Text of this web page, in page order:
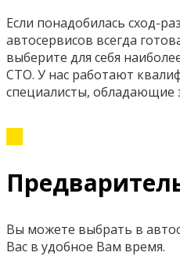
Если понадобилась сход-
автосервисов всегда
выберите для себя
СТО. У нас работают
специалисты,
Вы можете выбрать в
Вас в удобное Вам время.